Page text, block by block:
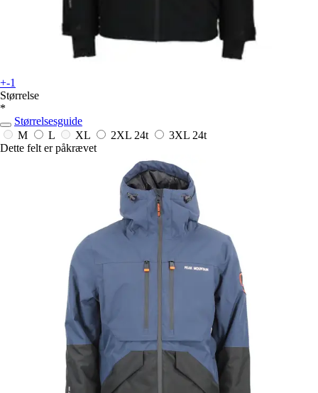
+-1
Størrelse
*
Størrelsesguide
M
L XL 2XL 24t 3XL 24t
Dette felt er påkrævet